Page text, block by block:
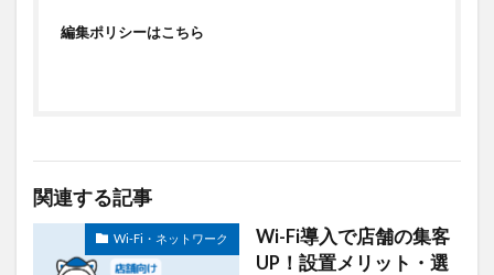
編集ポリシーはこちら
関連する記事
Wi-Fi・ネットワーク
Wi-Fi導入で店舗の集客
UP！設置メリット・選